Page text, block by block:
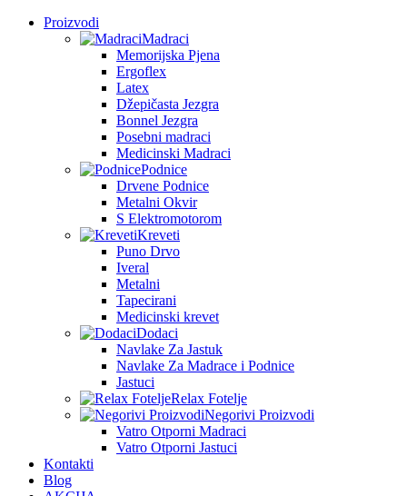
Proizvodi
Madraci
Memorijska Pjena
Ergoflex
Latex
Džepičasta Jezgra
Bonnel Jezgra
Posebni madraci
Medicinski Madraci
Podnice
Drvene Podnice
Metalni Okvir
S Elektromotorom
Kreveti
Puno Drvo
Iveral
Metalni
Tapecirani
Medicinski krevet
Dodaci
Navlake Za Jastuk
Navlake Za Madrace i Podnice
Jastuci
Relax Fotelje
Negorivi Proizvodi
Vatro Otporni Madraci
Vatro Otporni Jastuci
Kontakti
Blog